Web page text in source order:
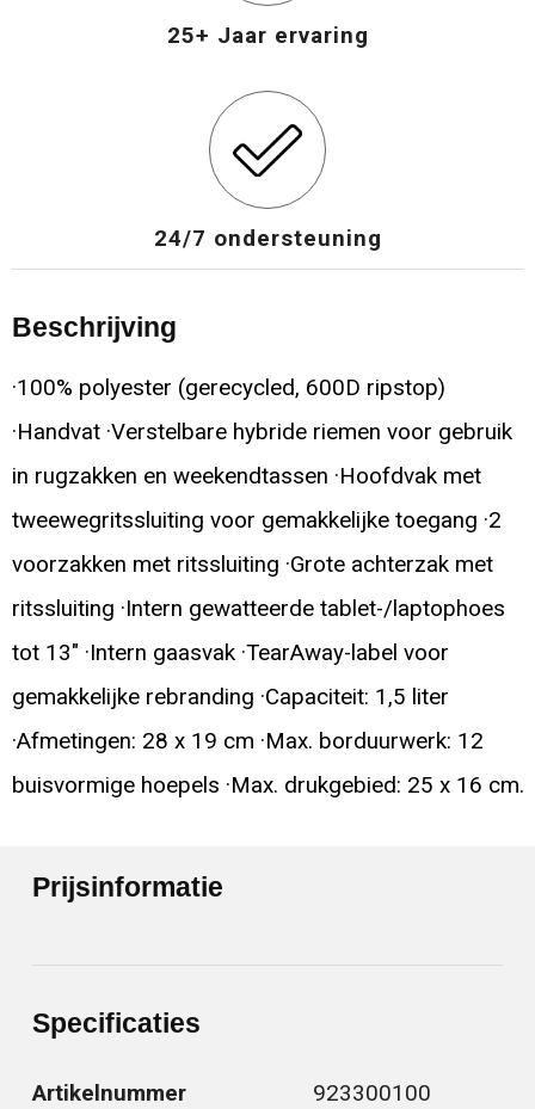
25+ Jaar ervaring
24/7 ondersteuning
Beschrijving
·100% polyester (gerecycled, 600D ripstop)
·Handvat ·Verstelbare hybride riemen voor gebruik
in rugzakken en weekendtassen ·Hoofdvak met
tweewegritssluiting voor gemakkelijke toegang ·2
voorzakken met ritssluiting ·Grote achterzak met
ritssluiting ·Intern gewatteerde tablet-/laptophoes
tot 13" ·Intern gaasvak ·TearAway-label voor
gemakkelijke rebranding ·Capaciteit: 1,5 liter
·Afmetingen: 28 x 19 cm ·Max. borduurwerk: 12
buisvormige hoepels ·Max. drukgebied: 25 x 16 cm.
Prijsinformatie
Specificaties
Artikelnummer 923300100